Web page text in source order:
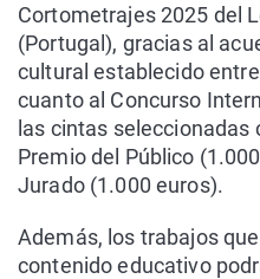
Cortometrajes 2025 del
(Portugal), gracias al
cultural establecido
cuanto al Concurso
las cintas
Premio del Público
Jurado (1.000 euros).
Además, los trabajos
contenido educativo